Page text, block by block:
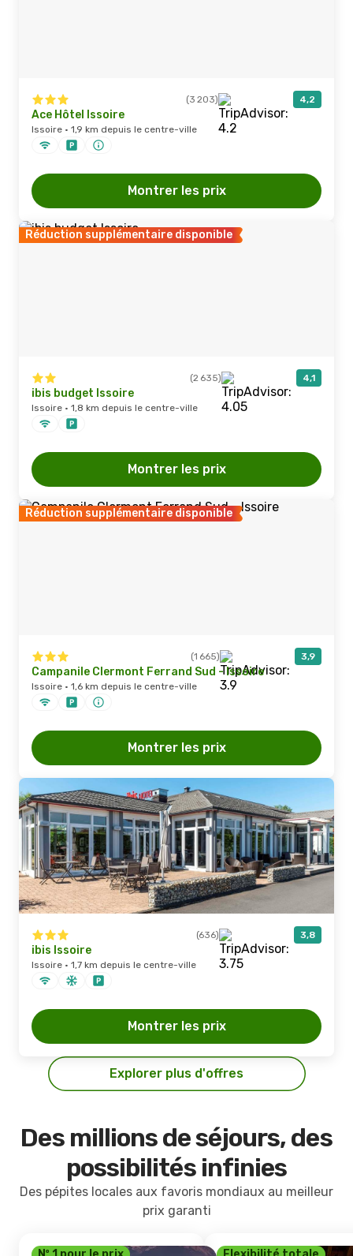
(3 203) 4,2
Ace Hôtel Issoire
Issoire · 1,9 km depuis le centre-ville
Montrer les prix
Réduction supplémentaire disponible
(2 635) 4,1
ibis budget Issoire
Issoire · 1,8 km depuis le centre-ville
Montrer les prix
Réduction supplémentaire disponible
(1 665) 3,9
Campanile Clermont Ferrand Sud - Issoire
Issoire · 1,6 km depuis le centre-ville
Montrer les prix
(636) 3,8
ibis Issoire
Issoire · 1,7 km depuis le centre-ville
Montrer les prix
Explorer plus d'offres
Des millions de séjours, des
possibilités infinies
Des pépites locales aux favoris mondiaux au meilleur
prix garanti